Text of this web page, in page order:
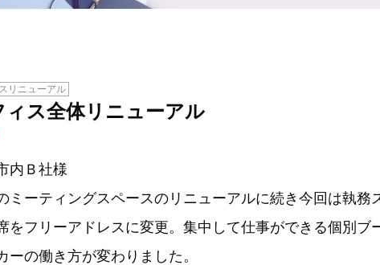
リニューアル
ィス全体リニューアル
内Ｂ社様
ミーティングスペースのリニューアルに続き今回は執務
をフリーアドレスに変更。集中して仕事ができる個別ブ
ーの働き方が変わりました。